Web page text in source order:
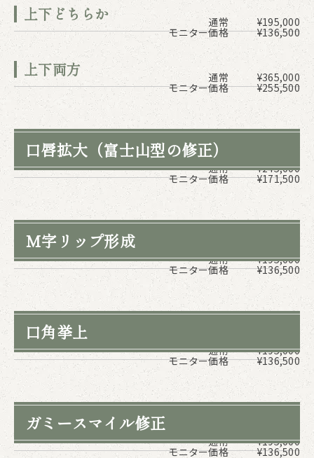
上下どちらか
モニター価格 ¥136,500
通常 ¥195,000
上下両方
モニター価格 ¥255,500
通常 ¥365,000
口唇拡大（富士山型の修正）
モニター価格 ¥171,500
通常 ¥245,000
M字リップ形成
モニター価格 ¥136,500
通常 ¥195,000
口角挙上
モニター価格 ¥136,500
通常 ¥195,000
ガミースマイル修正
モニター価格 ¥136,500
通常 ¥195,000